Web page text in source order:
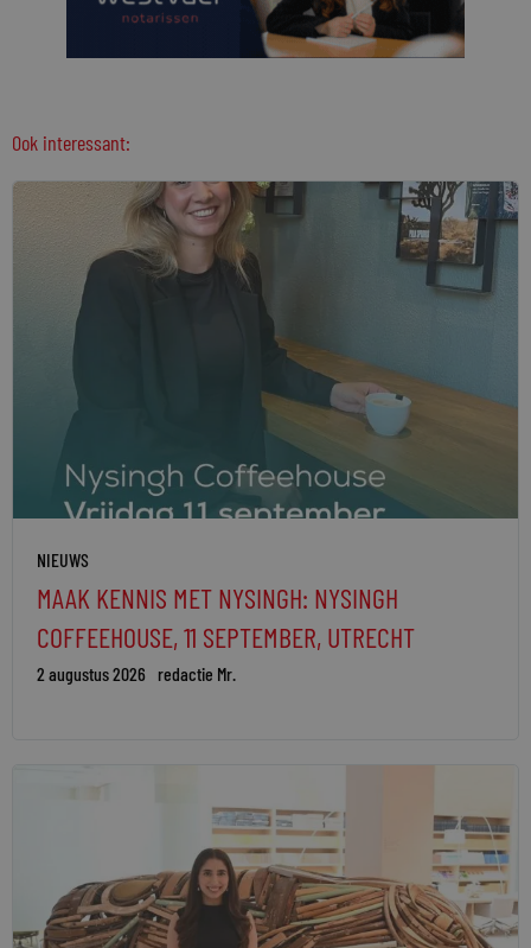
Ook interessant:
NIEUWS
MAAK KENNIS MET NYSINGH: NYSINGH
COFFEEHOUSE, 11 SEPTEMBER, UTRECHT
2 augustus 2026 redactie Mr.